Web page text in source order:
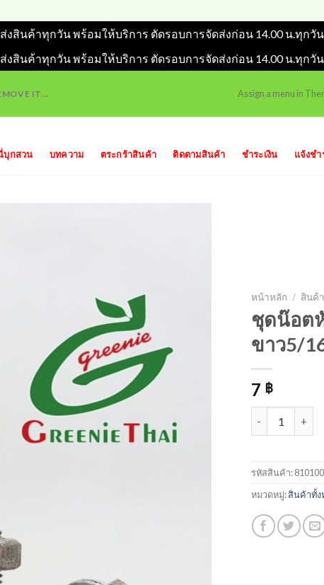
งสินค้าทุกวัน พร้อมให้บริการ ตัดรอบการจัดส่งก่อน 14.00 น.ทุกวั
งสินค้าทุกวัน พร้อมให้บริการ ตัดรอบการจัดส่งก่อน 14.00 น.ทุกวั
IT... Assign a menu in
บุกสวน บทความ ตระกร้าสินค้า ติดตามสินค้า ชำระเงิน แจ้งชำ
หน้าหลัก / สินค้
ชุดน๊อต
ขาว5/
7 ฿
จำนวน ชุดน๊อต
รหัสสินค้า:
หมวดหมู่:สินค้าทั้ง